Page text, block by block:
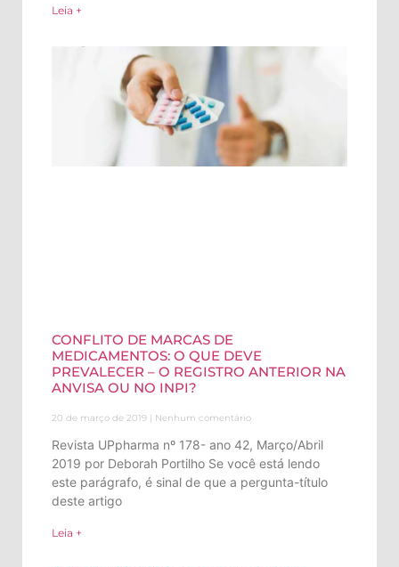
Leia +
CONFLITO DE MARCAS DE
MEDICAMENTOS: O QUE DEVE
PREVALECER – O REGISTRO ANTERIOR NA
ANVISA OU NO INPI?
20 de março de 2019 Nenhum comentário
Revista UPpharma nº 178- ano 42, Março/Abril
2019 por Deborah Portilho Se você está lendo
este parágrafo, é sinal de que a pergunta-título
deste artigo
Leia +